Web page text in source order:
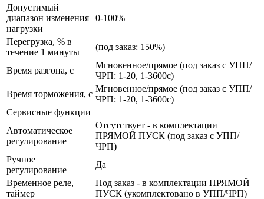
Допустимый
диапазон изменения
нагрузки
0-100%
Перегрузка, % в
течение 1 минуты
(под заказ: 150%)
Время разгона, с
Мгновенное/прямое (под заказ с УПП/
ЧРП: 1-20, 1-3600с)
Время торможения, с
Мгновенное/прямое (под заказ с УПП/
ЧРП: 1-20, 1-3600с)
Сервисные функции
Автоматическое
регулирование
Отсутствует - в комплектации
ПРЯМОЙ ПУСК (под заказ с УПП/
ЧРП)
Ручное
регулирование
Да
Временное реле,
таймер
Под заказ - в комплектации ПРЯМОЙ
ПУСК (укомплектовано в УПП/ЧРП)